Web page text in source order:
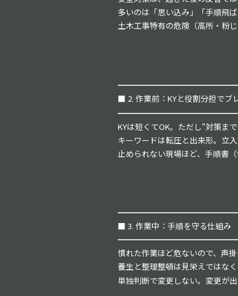
多いのは「思い込み」「手順飛
土木工事特有の危険（高所・粉
■ 2. 作業前：KYと役割分担でブ
KYは短くてOK。ただし“対策ま
キーワードは転圧と出来形。立
止められない現場ほど、手順書
■ 3. 作業中：手順を守る仕組み
慣れた作業ほど危ないので、声
養生と整理整頓は見栄えではな
単独判断で変更しない。変更が